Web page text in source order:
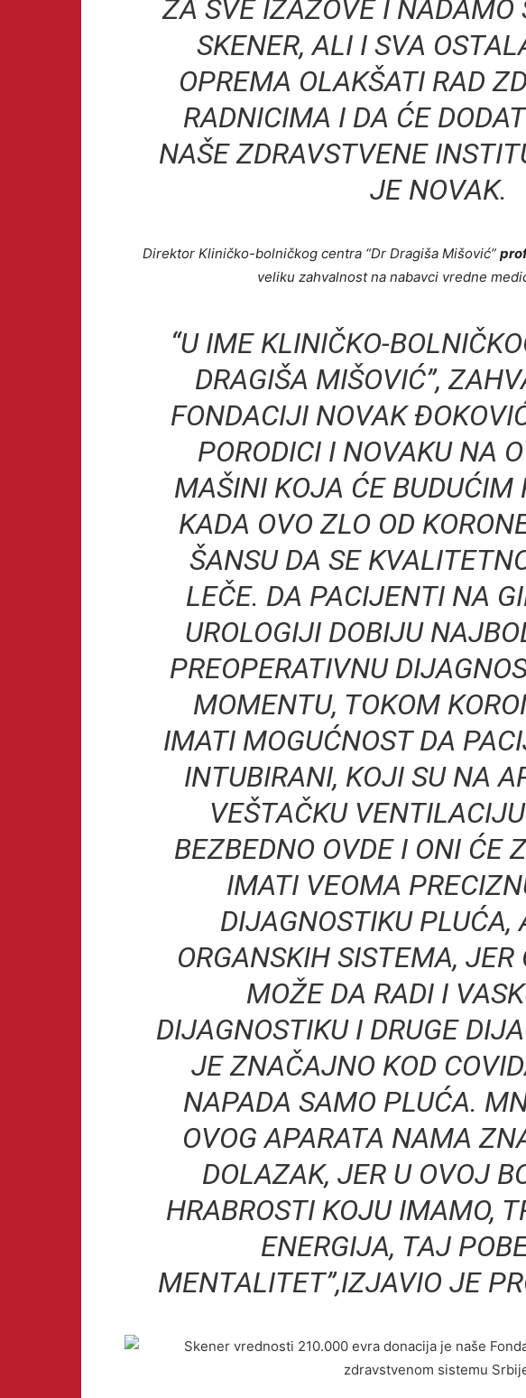
ZA SVE IZAZOVE I NADAMO
SKENER, ALI I SVA
OPREMA OLAKŠATI RAD
RADNICIMA I DA ĆE
NAŠE ZDRAVSTVENE
JE NOVAK.
Direktor Kliničko-bolničkog centra “Dr Dragiša Mišović”
veliku zahvalnost na nabavci vredne
“U IME KLINIČKO-
DRAGIŠA MIŠOVIĆ”,
FONDACIJI NOVAK
PORODICI I NOVAKU NA
MAŠINI KOJA ĆE BUDUĆIM
KADA OVO ZLO OD
ŠANSU DA SE
LEČE. DA PACIJENTI NA
UROLOGIJI DOBIJU
PREOPERATIVNU
MOMENTU, TOKOM
IMATI MOGUĆNOST DA
INTUBIRANI, KOJI SU NA
VEŠTAČKU
BEZBEDNO OVDE I ONI ĆE
IMATI VEOMA
DIJAGNOSTIKU PLUĆA,
ORGANSKIH SISTEMA,
MOŽE DA RADI I
DIJAGNOSTIKU I DRUGE
JE ZNAČAJNO KOD
NAPADA SAMO PLUĆA.
OVOG APARATA NAMA
DOLAZAK, JER U OVOJ
HRABROSTI KOJU IMAMO,
ENERGIJA, TAJ
MENTALITET”,IZJAVIO JE